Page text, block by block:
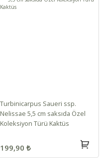
Turbinicarpus Saueri ssp.
Nelissae 5,5 cm saksıda Özel
Koleksiyon Türü Kaktüs
199,90 ₺